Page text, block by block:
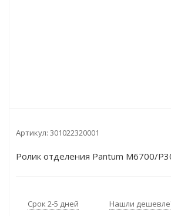
Артикул: 301022320001
Ролик отделения Pantum M6700/
Срок 2-5 дней Нашли